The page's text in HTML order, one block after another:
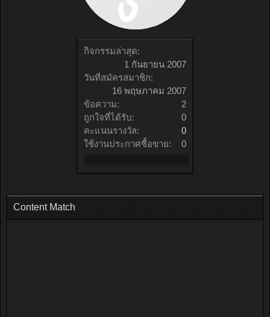
กิจกรรมล่าสุด:
1 กันยายน 2007
วันที่สมัครสมาชิก:
16 พฤษภาคม 2007
ข้อความ:
2
ถูกใจที่ได้รับ:
0
คะแนนรางวัล:
0
ใช้งานประกาศซื้อขาย:
0
Content Match